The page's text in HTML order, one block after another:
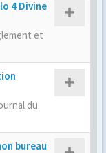
4 Divine
et
du
bureau